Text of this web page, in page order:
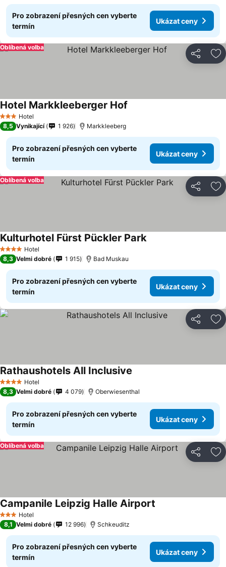
Pro zobrazení přesných cen vyberte
termín
Ukázat ceny
Sdílet
Oblíbená volba
3 Počet hvězdiček
Hotel
Hotel Markkleeberger Hof
8,5 Vynikající 1 926 Markkleeberg
Pro zobrazení přesných cen vyberte
termín
Ukázat ceny
Sdílet
Oblíbená volba
4 Počet hvězdiček
Hotel
Kulturhotel Fürst Pückler ParkUkázat ceny
8,3 Velmi dobré 1 915 Bad Muskau
Pro zobrazení přesných cen vyberte
termín
Ukázat ceny
Sdílet
4 Počet hvězdiček
Hotel
Rathaushotels All Inclusive
8,3 Velmi dobré 4 079 Oberwiesenthal
Pro zobrazení přesných cen vyberte
termín
Ukázat ceny
Sdílet
Oblíbená volba
3 Počet hvězdiček
Hotel
Campanile Leipzig Halle Airport
8,1 Velmi dobré 12 996 Schkeuditz
Pro zobrazení přesných cen vyberte
termín
Ukázat ceny